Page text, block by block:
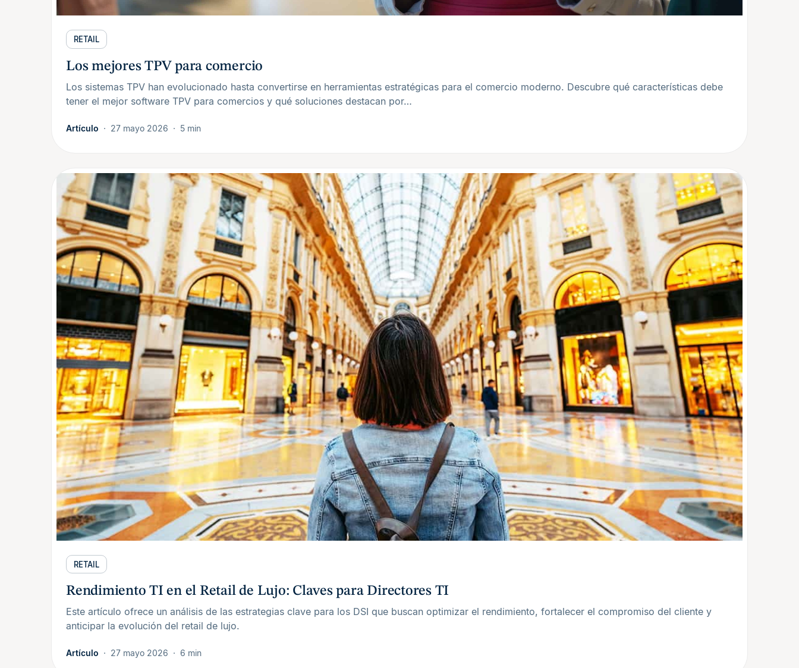
RETAIL
Los mejores TPV para comercio
Los sistemas TPV han evolucionado hasta convertirse en herramientas estratégicas para el comercio moderno. Descubre qué características debe
tener el mejor software TPV para comercios y qué soluciones destacan por…
Artículo 27 mayo 2026 5 min
RETAIL
Rendimiento TI en el Retail de Lujo: Claves para Directores TI
Este artículo ofrece un análisis de las estrategias clave para los DSI que buscan optimizar el rendimiento, fortalecer el compromiso del cliente y
anticipar la evolución del retail de lujo.
Artículo 27 mayo 2026 6 min